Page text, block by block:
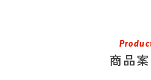
商品